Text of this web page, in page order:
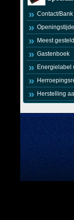
Contact/
Meest
Gastenboek
Energielabel
Herstelling